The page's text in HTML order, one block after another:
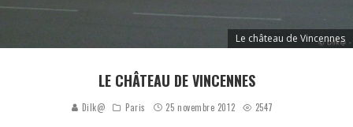
Le château de Vincennes
LE CHÂTEAU DE VINCENNES
Dilk@ Paris 25 novembre 2012 2547